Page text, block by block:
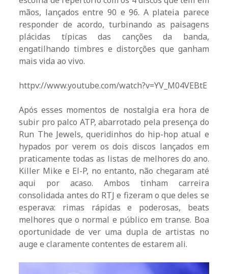
mãos, lançados entre 90 e 96. A plateia parece
responder de acordo, turbinando as paisagens
plácidas típicas das canções da banda,
engatilhando timbres e distorções que ganham
mais vida ao vivo.
httpv://www.youtube.com/watch?v=YV_M04VEBtE
Após esses momentos de nostalgia era hora de
subir pro palco ATP, abarrotado pela presença do
Run The Jewels, queridinhos do hip-hop atual e
hypados por verem os dois discos lançados em
praticamente todas as listas de melhores do ano.
Killer Mike e El-P, no entanto, não chegaram até
aqui por acaso. Ambos tinham carreira
consolidada antes do RTJ e fizeram o que deles se
esperava: rimas rápidas e poderosas, beats
melhores que o normal e público em transe. Boa
oportunidade de ver uma dupla de artistas no
auge e claramente contentes de estarem ali.